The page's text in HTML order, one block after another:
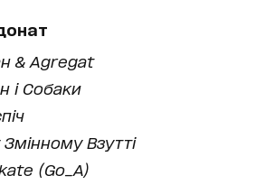
& Agregat
і Собаки
Змінному Взутті
(Go_A)